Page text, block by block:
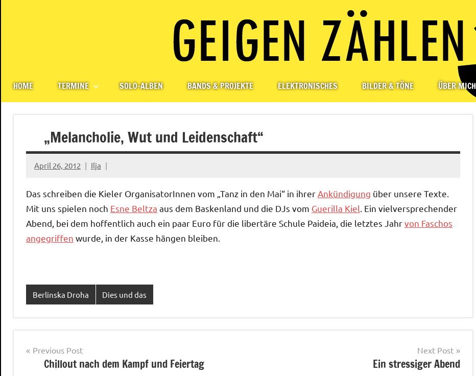
Geigerzähler
HOME TERMINE SOLO-ALBEN BANDS & PROJEKTE ELEKTRONISCHES BILDER & TÖNE ÜBER MICH
„Melancholie, Wut und Leidenschaft“
April 26, 2012 Ilja
Das schreiben die Kieler OrganisatorInnen vom „Tanz in den Mai“ in ihrer Ankündigung über unsere Texte.
Mit uns spielen noch Esne Beltza aus dem Baskenland und die DJs vom Guerilla Kiel . Ein vielversprechender
Abend, bei dem hoffentlich auch ein paar Euro für die libertäre Schule Paideia, die letztes Jahrvon Faschos
angegriffen wurde, in der Kasse hängen bleiben.
Berlinska Droha Dies und das
Post
navigation
Previous Post
Chillout nach dem Kampf und Feiertag
Next Post
Ein stressiger Abend